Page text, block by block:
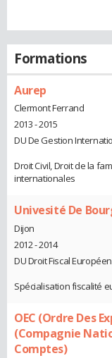
Formations
Aurep
Clermont Ferrand
2013 - 2015
DU De Gestion
Droit Civil, Droit de la
internationales
Univesité De
Dijon
2012 - 2014
DU Droit Fiscal Européen
Spécialisation fiscalité
OEC (Ordre Des
(Compagnie
Comptes)